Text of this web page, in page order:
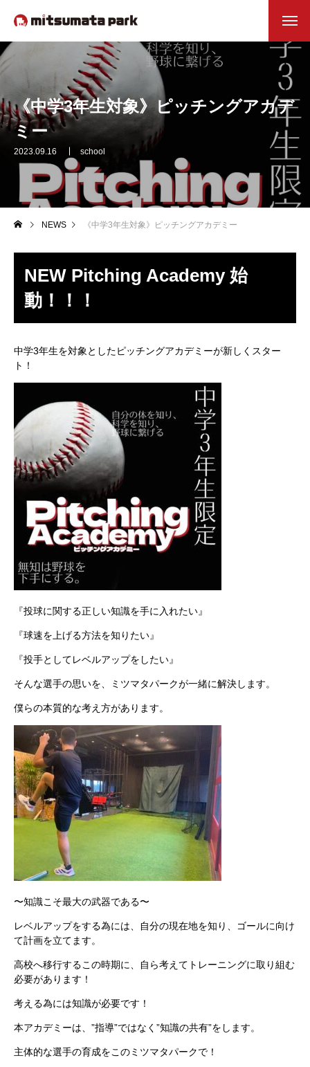
《中学3年生対象》ピッチングアカデ
ミー
2023.09.16 school
NEWS 《中学3年生対象》ピッチングアカデミー
NEW Pitching Academy 始
動！！！
中学3年生を対象としたピッチングアカデミーが新しくスター
ト！
『投球に関する正しい知識を手に入れたい』
『球速を上げる方法を知りたい』
『投手としてレベルアップをしたい』
そんな選手の思いを、ミツマタパークが一緒に解決します。
僕らの本質的な考え方があります。
〜知識こそ最大の武器である〜
レベルアップをする為には、自分の現在地を知り、ゴールに向け
て計画を立てます。
高校へ移行するこの時期に、自ら考えてトレーニングに取り組む
必要があります！
考える為には知識が必要です！
本アカデミーは、”指導”ではなく”知識の共有”をします。
主体的な選手の育成をこのミツマタパークで！